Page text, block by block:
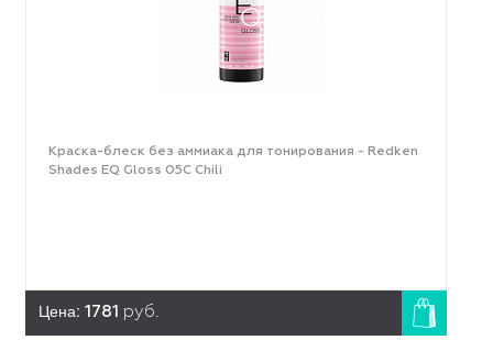
Краска-блеск без аммиака для тонирования - Redken
Shades EQ Gloss 05C Chili
Цена: 1781 руб.